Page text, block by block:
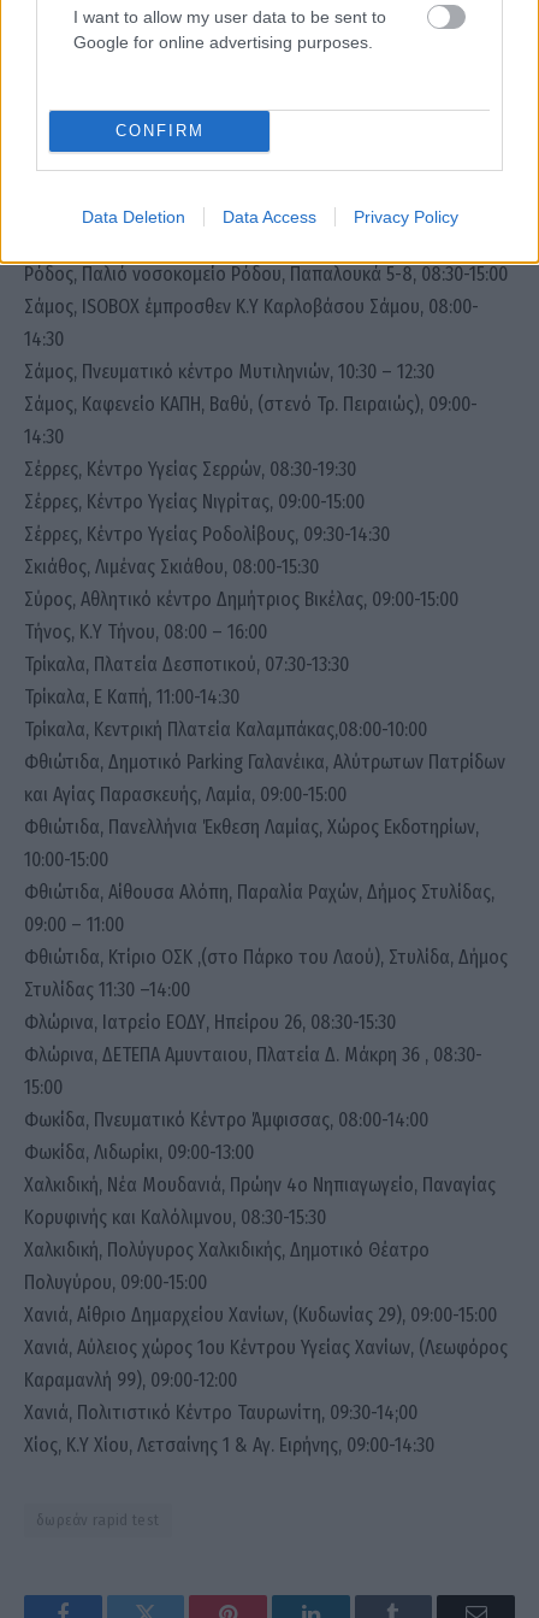
I want to allow my user data to be sent to
Google for online advertising purposes.
CONFIRM
Data Deletion Data Access Privacy Policy
Ρέθυμνο, Δημοτικός Κήπος Ρεθύμνου, Ηγ. Γαβριήλ, 09:00-15:00
Ροδόπη, Περιφερειακή Ενότητα Ροδόπης, Δημοκρατίας 1,
Ροδόπη, Γενική Διεύθυνση Δημόσιας Υγείας, Συμεωνίδη και
Υψηλάντου γωνία, Κομοτηνή, 09:00-15:00
Ροδόπη, Ίασμος, Διαλαμπής 14, 10:00-14:00
Ρόδος, Μανδράκι, στις καμάρες του κτιρίου της Περιφέρειας,
Ρόδος, Παλιό νοσοκομείο Ρόδου, Παπαλουκά 5-8, 08:30-15:00
Σάμος, ISOBOX έμπροσθεν Κ.Υ Καρλοβάσου Σάμου, 08:00-
14:30
Σάμος, Πνευματικό κέντρο Μυτιληνιών, 10:30 – 12:30
Σάμος, Καφενείο ΚΑΠΗ, Βαθύ, (στενό Τρ. Πειραιώς), 09:00-
14:30
Σέρρες, Κέντρο Υγείας Σερρών, 08:30-19:30
Σέρρες, Κέντρο Υγείας Νιγρίτας, 09:00-15:00
Σέρρες, Κέντρο Υγείας Ροδολίβους, 09:30-14:30
Σκιάθος, Λιμένας Σκιάθου, 08:00-15:30
Σύρος, Αθλητικό κέντρο Δημήτριος Βικέλας, 09:00-15:00
Τήνος, Κ.Υ Τήνου, 08:00 – 16:00
Τρίκαλα, Πλατεία Δεσποτικού, 07:30-13:30
Τρίκαλα, Ε Καπή, 11:00-14:30
Τρίκαλα, Κεντρική Πλατεία Καλαμπάκας,08:00-10:00
Φθιώτιδα, Δημοτικό Parking Γαλανέικα, Αλύτρωτων Πατρίδων
και Αγίας Παρασκευής, Λαμία, 09:00-15:00
Φθιώτιδα, Πανελλήνια Έκθεση Λαμίας, Χώρος Εκδοτηρίων,
10:00-15:00
Φθιώτιδα, Αίθουσα Αλόπη, Παραλία Ραχών, Δήμος Στυλίδας,
09:00 – 11:00
Φθιώτιδα, Κτίριο ΟΣΚ ,(στο Πάρκο του Λαού), Στυλίδα, Δήμος
Στυλίδας 11:30 –14:00
Φλώρινα, Ιατρείο ΕΟΔΥ, Ηπείρου 26, 08:30-15:30
Φλώρινα, ΔΕΤΕΠΑ Αμυνταιου, Πλατεία Δ. Μάκρη 36 , 08:30-
15:00
Φωκίδα, Πνευματικό Κέντρο Άμφισσας, 08:00-14:00
Φωκίδα, Λιδωρίκι, 09:00-13:00
Χαλκιδική, Νέα Μουδανιά, Πρώην 4ο Νηπιαγωγείο, Παναγίας
Κορυφινής και Καλόλιμνου, 08:30-15:30
Χαλκιδική, Πολύγυρος Χαλκιδικής, Δημοτικό Θέατρο
Πολυγύρου, 09:00-15:00
Χανιά, Αίθριο Δημαρχείου Χανίων, (Κυδωνίας 29), 09:00-15:00
Χανιά, Αύλειος χώρος 1ου Κέντρου Υγείας Χανίων, (Λεωφόρος
Καραμανλή 99), 09:00-12:00
Χανιά, Πολιτιστικό Κέντρο Ταυρωνίτη, 09:30-14;00
Χίος, Κ.Υ Χίου, Λετσαίνης 1 & Αγ. Ειρήνης, 09:00-14:30
δωρεάν rapid test